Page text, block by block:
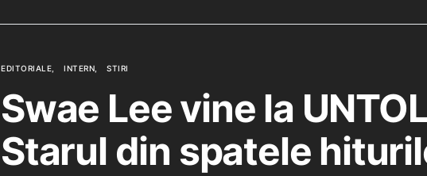
EDITORIALE INTERN STIRI
Swae Lee vine la
Starul din spatele